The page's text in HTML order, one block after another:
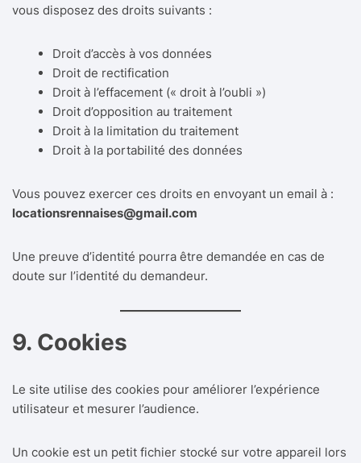
vous disposez des droits suivants :
Droit d’accès à vos données
Droit de rectification
Droit à l’effacement (« droit à l’oubli »)
Droit d’opposition au traitement
Droit à la limitation du traitement
Droit à la portabilité des données
Vous pouvez exercer ces droits en envoyant un email à :
locationsrennaises@gmail.com
Une preuve d’identité pourra être demandée en cas de
doute sur l’identité du demandeur.
9. Cookies
Le site utilise des cookies pour améliorer l’expérience
utilisateur et mesurer l’audience.
Un cookie est un petit fichier stocké sur votre appareil lors